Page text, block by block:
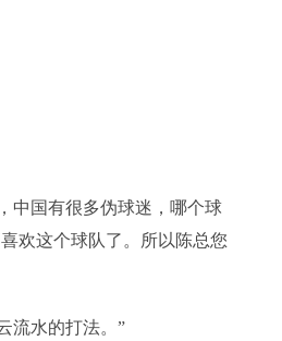
中国有很多伪球迷，哪个球
欢这个球队了。所以陈总您
流水的打法。”